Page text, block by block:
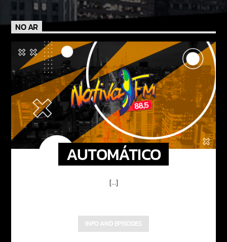
NO AR
AUTOMÁTICO
[...]
INFO AND EPISODES